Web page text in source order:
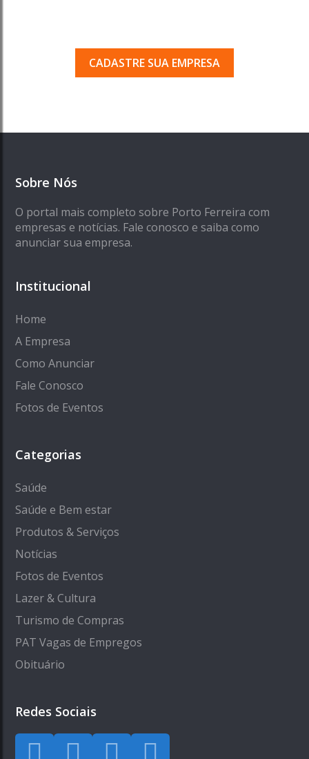
CADASTRE SUA EMPRESA
Sobre Nós
O portal mais completo sobre Porto Ferreira com
empresas e notícias. Fale conosco e saiba como
anunciar sua empresa.
Institucional
Home
A Empresa
Como Anunciar
Fale Conosco
Fotos de Eventos
Categorias
Saúde
Saúde e Bem estar
Produtos & Serviços
Notícias
Fotos de Eventos
Lazer & Cultura
Turismo de Compras
PAT Vagas de Empregos
Obituário
Redes Sociais